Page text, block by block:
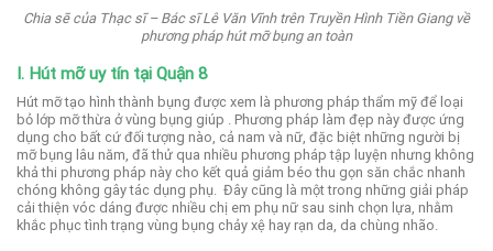
Chia sẽ của Thạc sĩ – Bác sĩ Lê Văn Vĩnh trên Truyền Hình Tiền Giang về
phương pháp hút mỡ bụng an toàn
I. Hút mỡ uy tín tại Quận 8
Hút mỡ tạo hình thành bụng được xem là phương pháp thẩm mỹ để loại
bỏ lớp mỡ thừa ở vùng bụng giúp . Phương pháp làm đẹp này được ứng
dụng cho bất cứ đối tượng nào, cả nam và nữ, đặc biệt những người bị
mỡ bụng lâu năm, đã thử qua nhiều phương pháp tập luyện nhưng không
khả thi phương pháp này cho kết quả giảm béo thu gọn săn chắc nhanh
chóng không gây tác dụng phụ. Đây cũng là một trong những giải pháp
cải thiện vóc dáng được nhiều chị em phụ nữ sau sinh chọn lựa, nhằm
khắc phục tình trạng vùng bụng chảy xệ hay rạn da, da chùng nhão.